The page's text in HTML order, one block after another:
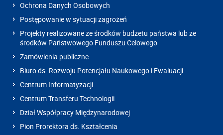
Ochrona Danych Osobowych
Postępowanie w sytuacji zagrożeń
Projekty realizowane ze środków budżetu państwa lub ze
środków Państwowego Funduszu Celowego
Zamówienia publiczne
Biuro ds. Rozwoju Potencjału Naukowego i Ewaluacji
Centrum Informatyzacji
Centrum Transferu Technologii
Dział Współpracy Międzynarodowej
Pion Prorektora ds. Kształcenia